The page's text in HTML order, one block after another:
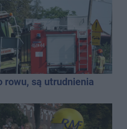
rowu, są utrudnienia